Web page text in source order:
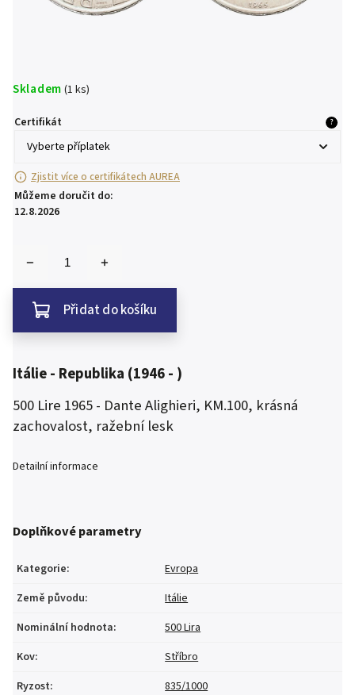
Skladem (1 ks)
Certifikát ?
Zjistit více o certifikátech AUREA
Můžeme doručit do:
12.8.2026
Přidat do košíku
Itálie - Republika (1946 - )
500 Lire 1965 - Dante Alighieri, KM.100, krásná
zachovalost, ražební lesk
Detailní informace
Doplňkové parametry
Kategorie:
Evropa
Země původu:
Itálie
Nominální hodnota:
500 Lira
Kov:
Stříbro
Ryzost:
835/1000